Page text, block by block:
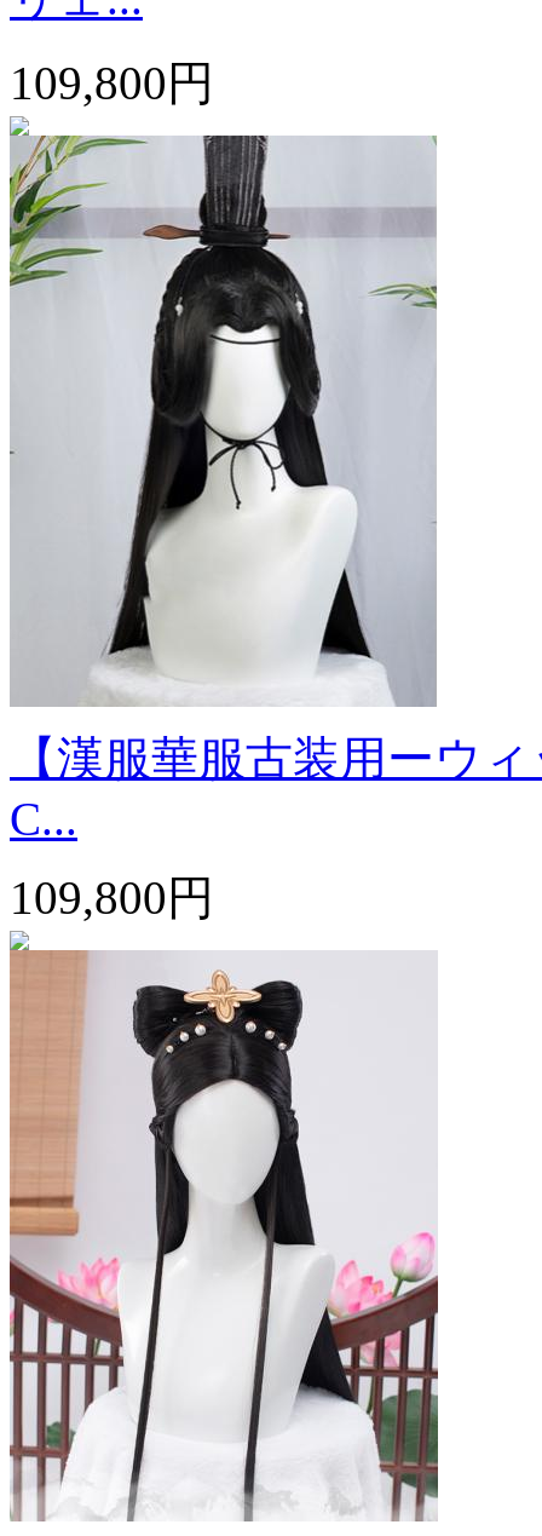
109,800円
【漢服華服古装用ーウ
C...
109,800円